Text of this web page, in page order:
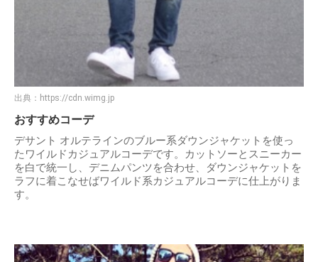
出典： https://cdn.wimg.jp
おすすめコーデ
デサント オルテラインのブルー系ダウンジャケットを使っ
たワイルドカジュアルコーデです。カットソーとスニーカー
を白で統一し、デニムパンツを合わせ、ダウンジャケットを
ラフに着こなせばワイルド系カジュアルコーデに仕上がりま
す。